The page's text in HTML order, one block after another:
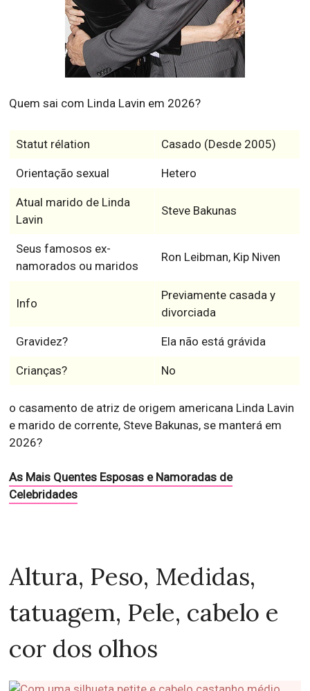
Quem sai com Linda Lavin em 2026?
Statut rélation Casado (Desde 2005)
Orientação sexual Hetero
Atual marido de Linda
Lavin
Steve Bakunas
Seus famosos ex-
namorados ou maridos
Ron Leibman, Kip Niven
Info
Previamente casada y
divorciada
Gravidez? Ela não está grávida
Crianças? No
o casamento de atriz de origem americana Linda Lavin
e marido de corrente, Steve Bakunas, se manterá em
2026?
As Mais Quentes Esposas e Namoradas de
Celebridades
Altura, Peso, Medidas,
tatuagem, Pele, cabelo e
cor dos olhos